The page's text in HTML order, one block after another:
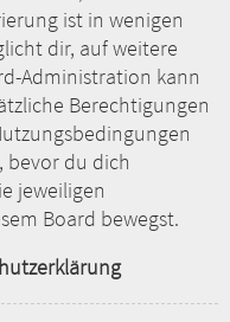
ist in wenigen
dir, auf weitere
Administration kann
Berechtigungen
bevor du dich
jeweiligen
Board bewegst.